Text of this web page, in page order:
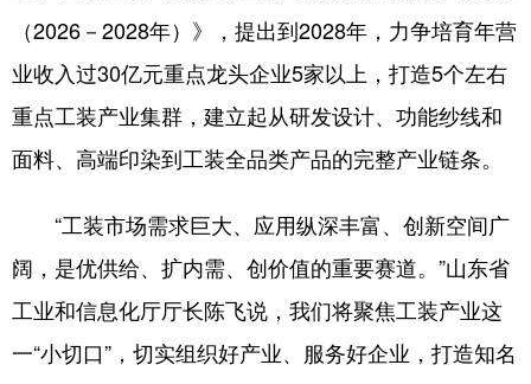
（2026－2028年）》，提出到2028年，力争培育年营
业收入过30亿元重点龙头企业5家以上，打造5个左右
重点工装产业集群，建立起从研发设计、功能纱线和
面料、高端印染到工装全品类产品的完整产业链条。
“工装市场需求巨大、应用纵深丰富、创新空间广
阔，是优供给、扩内需、创价值的重要赛道。”山东省
工业和信息化厅厅长陈飞说，我们将聚焦工装产业这
一“小切口”，切实组织好产业、服务好企业，打造知名